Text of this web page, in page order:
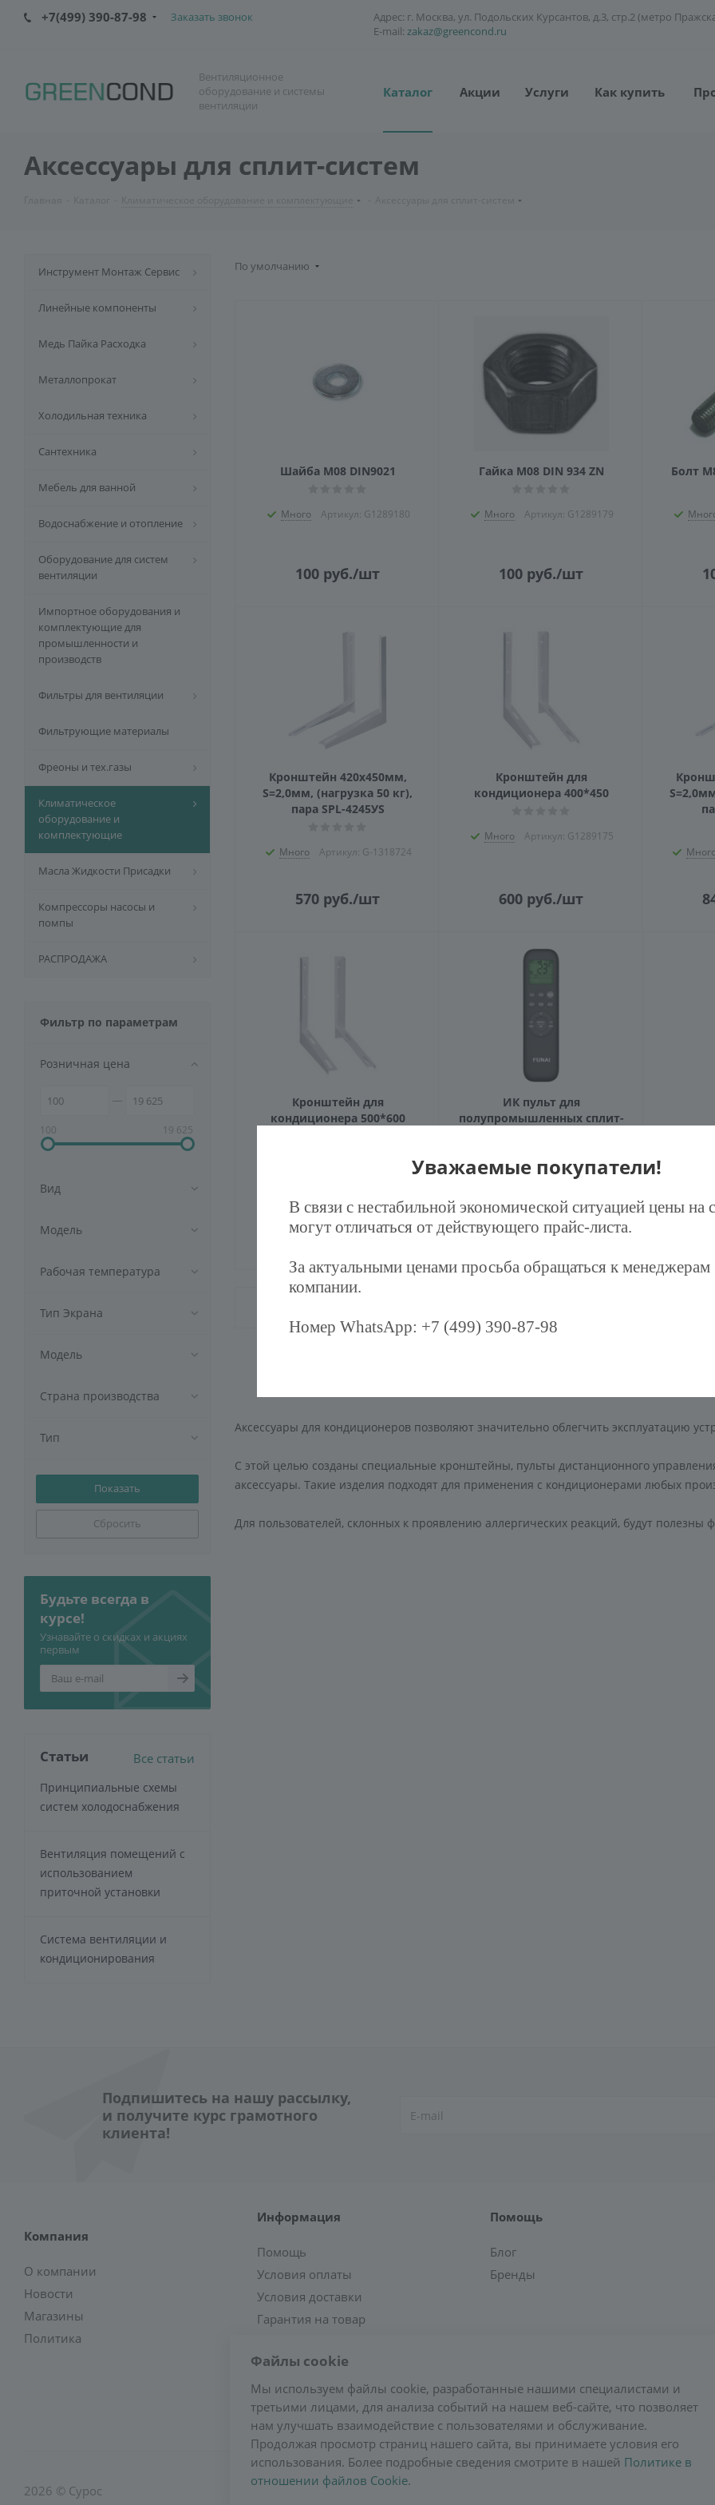
+7(499) 390-87-98 Заказать звонок
Адрес: г. Москва, ул. Подольских Курсантов, д.3, стр.2 (метро
E-mail: zakaz@greencond.ru
Вентиляционное
оборудование и системы
вентиляции
Каталог Акции Услуги Как купить
Аксессуары для сплит-систем
По умолчанию
Шайба М08 DIN9021
Много Артикул: G1289180
100 руб./шт
Гайка М08 DIN 934 ZN
Много Артикул: G1289179
100 руб./шт
Болт
Кронштейн 420x450мм,
S=2,0мм, (нагрузка 50 кг),
пара SPL-4245УS
Много Артикул: G-1318724
570 руб./шт
Кронштейн для
кондиционера 400*450
Много Артикул: G1289175
600 руб./шт
Много
Кронштейн для
кондиционера 500*600
1 000 руб./шт
ИК пульт для
полупромышленных сплит-
RC-01
Мало Артикул: G-1317253
2 090руб./шт
Аксессуары для кондиционеров позволяют значительно облегчить эксплуатацию
С этой целью созданы специальные кронштейны, пульты дистанционного
аксессуары. Такие изделия подходят для применения с кондиционерами любых
Для пользователей, склонных к проявлению аллергических реакций, будут полезны
Инструмент Монтаж Сервис
Линейные компоненты
Медь Пайка Расходка
Металлопрокат
Холодильная техника
Сантехника
Мебель для ванной
Водоснабжение и отопление
Оборудование для систем
вентиляции
Импортное оборудования и
комплектующие для
промышленности и
производств
Фильтры для вентиляции
Фильтрующие материалы
Фреоны и тех.газы
Климатическое
оборудование и
комплектующие
Масла Жидкости Присадки
Компрессоры насосы и
помпы
РАСПРОДАЖА
Фильтр по параметрам
Розничная цена
100 19 625
Вид
Модель
Рабочая температура
Тип Экрана
Модель
Страна производства
Тип
Сбросить
Будьте всегда в
курсе!
Узнавайте о скидках и акциях
первым
Статьи Все статьи
Принципиальные схемы
систем холодоснабжения
Вентиляция помещений с
использованием
приточной установки
Система вентиляции и
кондиционирования
Подпишитесь на нашу рассылку,
и получите курс грамотного
клиента!
Компания
О компании
Новости
Магазины
Политика
Информация
Помощь
Условия оплаты
Условия доставки
Гарантия на товар
Помощь
Блог
Бренды
2026 © Сурос
Уважаемые покупатели!
В связи с нестабильной экономической ситуацией цены на
могут отличаться от действующего прайс-листа.
За актуальными ценами просьба обращаться к менеджерам
компании.
Номер WhatsApp: +7 (499) 390-87-98
Файлы cookie
Мы используем файлы cookie, разработанные нашими специалистами и
третьими лицами, для анализа событий на нашем веб-сайте, что позволяет
нам улучшать взаимодействие с пользователями и обслуживание.
Продолжая просмотр страниц нашего сайта, вы принимаете условия его
использования. Более подробные сведения смотрите в нашей Политике в
отношении файлов Cookie.